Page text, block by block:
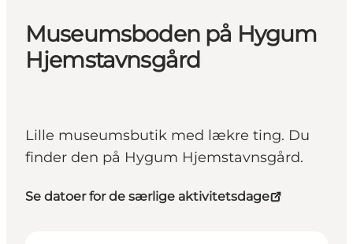
Museumsboden på Hygum
Hjemstavnsgård
Lille museumsbutik med lækre ting. Du
finder den på Hygum Hjemstavnsgård.
Se datoer for de særlige aktivitetsdage